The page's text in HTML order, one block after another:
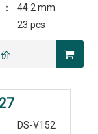
44.2 mm
23 pcs
DS-V152